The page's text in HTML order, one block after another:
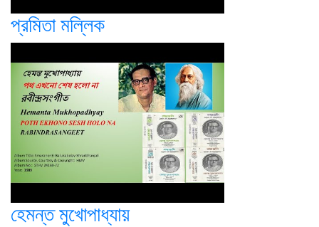
প্রমিতা মল্লিক
হেমন্ত মুখোপাধ্যায়